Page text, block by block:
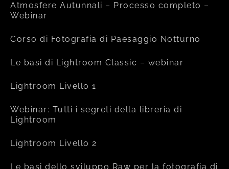
Atmosfere Autunnali – Processo completo –
Webinar
Corso di Fotografia di Paesaggio Notturno
Le basi di Lightroom Classic – webinar
Lightroom Livello 1
Webinar: Tutti i segreti della libreria di
Lightroom
Lightroom Livello 2
Le basi dello sviluppo Raw per la fotografia di